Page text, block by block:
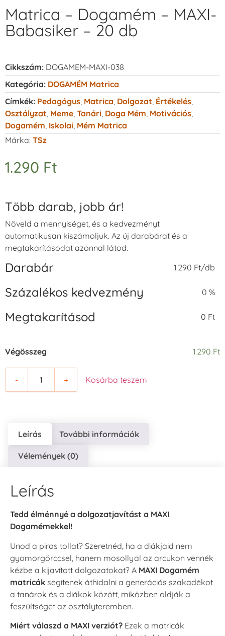
Matrica – Dogamém – MAXI-
Babasiker – 20 db
Cikkszám: DOGAMEM-MAXI-038
Kategória: DOGAMÉM Matrica
Címkék: Pedagógus Matrica Dolgozat Értékelés
Osztályzat Meme Tanári Doga Mém Motivációs
Dogamém Iskolai Mém Matrica
Márka: TSz
1.290 Ft
Több darab, jobb ár!
Növeld a mennyiséget, és a kedvezményt
automatikusan kiszámoljuk. Az új darabárat és a
megtakarításodat azonnal látod.
Darabár 1.290 Ft/db
Százalékos kedvezmény 0 %
Megtakarításod 0 Ft
Végösszeg 1.290 Ft
- + Kosárba teszem
Leírás További információk
Vélemények (0)
Leírás
Tedd élménnyé a dolgozatjavítást a MAXI
Dogamémekkel!
Unod a piros tollat? Szeretnéd, ha a diákjaid nem
gyomorgörccsel, hanem mosollyal az arcukon vennék
kézbe a kijavított dolgozatokat? A MAXI Dogamém
matricák segítenek áthidalni a generációs szakadékot
a tanárok és a diákok között, miközben oldják a
feszültséget az osztályteremben.
Miért válaszd a MAXI verziót? Ezek a matricák